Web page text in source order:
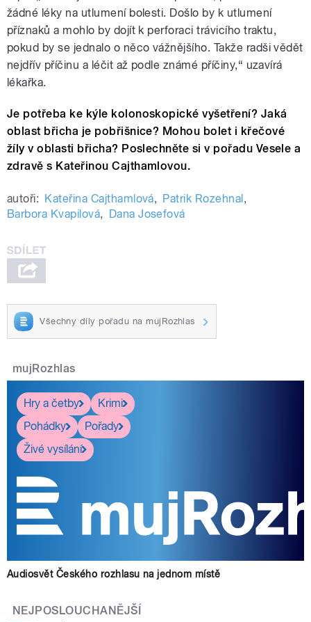
žádné léky na utlumení bolesti. Došlo by k utlumení
příznaků a mohlo by dojít k perforaci trávicího traktu,
pokud by se jednalo o něco vážnějšího. Takže radši vědět
nejdřív příčinu a léčit až podle známé příčiny,“ uzavírá
lékařka.
Je potřeba ke kýle kolonoskopické vyšetření? Jaká
oblast břicha je pobřišnice? Mohou bolet i křečové
žíly v oblasti břicha? Poslechněte si v pořadu Vesele a
zdravě s Kateřinou Cajthamlovou.
autoři: Kateřina Cajthamlová, Patrik Rozehnal,
Barbora Kvapilová, Dana Josefová
Všechny díly pořadu na mujRozhlas
mujRozhlas
Hry a četby
Krimi
Pohádky
Pořady
Živé vysílání
Audiosvět Českého rozhlasu na jednom místě
NEJPOSLOUCHANĚJŠÍ